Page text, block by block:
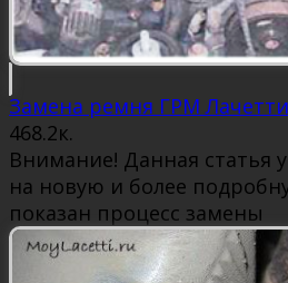
Замена ремня ГРМ Лачетти
468.2к.
Внимание! Данная статья
на новую и более
показан процесс замены